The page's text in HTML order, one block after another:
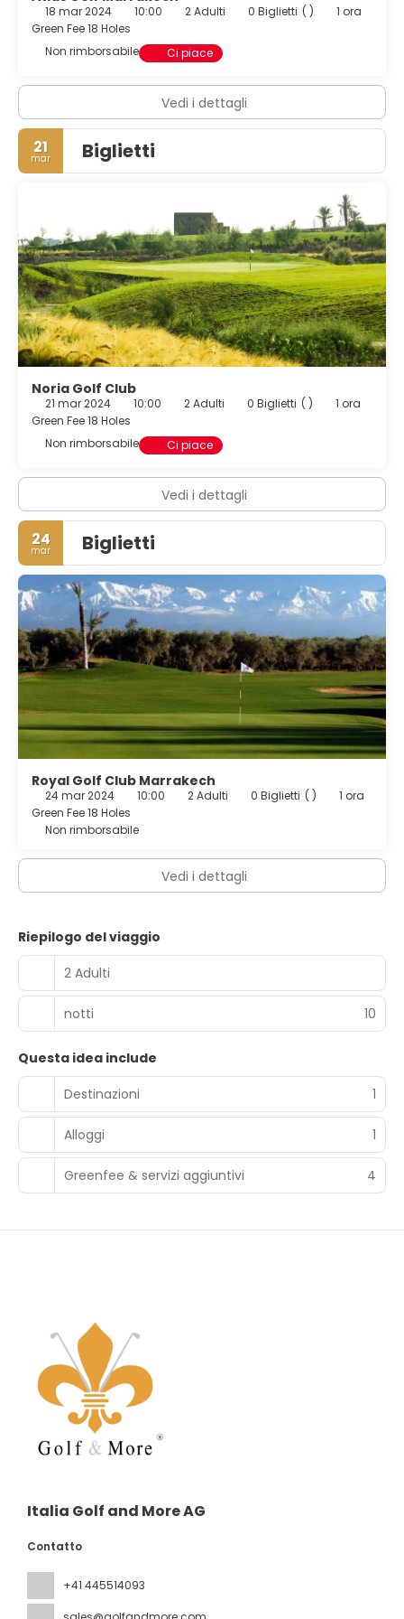
18 mar 2024 10:00 2 Adulti 0 Biglietti ( )
1 ora
Green Fee 18 Holes
Non rimborsabile
Ci piace
Vedi i dettagli
21
mar Biglietti
Noria Golf Club
21 mar 2024 10:00 2 Adulti 0 Biglietti ( )
1 ora
Green Fee 18 Holes
Non rimborsabile
Ci piace
Vedi i dettagli
24
mar Biglietti
Royal Golf Club Marrakech
24 mar 2024 10:00 2 Adulti 0 Biglietti ( )
1 ora
Green Fee 18 Holes
Non rimborsabile
Vedi i dettagli
Riepilogo del viaggio
2 Adulti
notti 10
Questa idea include
Destinazioni
1
Alloggi 1
Greenfee & servizi aggiuntivi 4
Italia Golf and More AG
Contatto
+41 445514093